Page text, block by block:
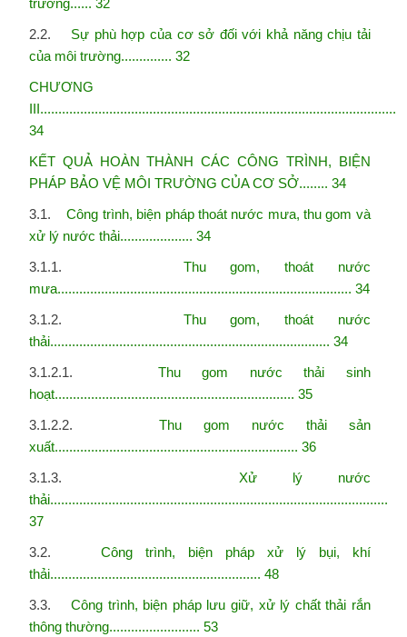
trường...... 32
2.2. Sự phù hợp của cơ sở đối với khả năng chịu tải
của môi trường.............. 32
CHƯƠNG
III...................................................................................................
34
KẾT QUẢ HOÀN THÀNH CÁC CÔNG TRÌNH, BIỆN
PHÁP BẢO VỆ MÔI TRƯỜNG CỦA CƠ SỞ........ 34
3.1.Công trình, biện pháp thoát nước mưa, thu gom và
xử lý nước thải.................... 34
3.1.1. Thu gom, thoát nước
mưa................................................................................. 34
3.1.2. Thu gom, thoát nước
thải............................................................................. 34
3.1.2.1. Thu gom nước thải sinh
hoạt.................................................................. 35
3.1.2.2.Thu gom nước thải sản
xuất................................................................... 36
3.1.3. Xử lý nước
thải.............................................................................................
37
3.2.Công trình, biện pháp xử lý bụi, khí
thải.......................................................... 48
3.3.Công trình, biện pháp lưu giữ, xử lý chất thải rắn
thông thường......................... 53